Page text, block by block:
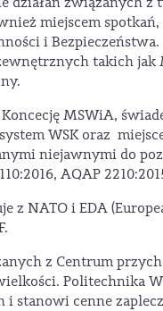
miejscem
i Bezpieczeństwa.
takich jak
MSWiA,
WSK oraz
niejawnymi do
AQAP
z NATO i EDA
z Centrum
Politechnika
cenne